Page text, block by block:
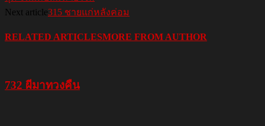
Next article315 ชายแก่หลังค่อม
RELATED ARTICLESMORE FROM AUTHOR
732 ผีมาทวงคืน